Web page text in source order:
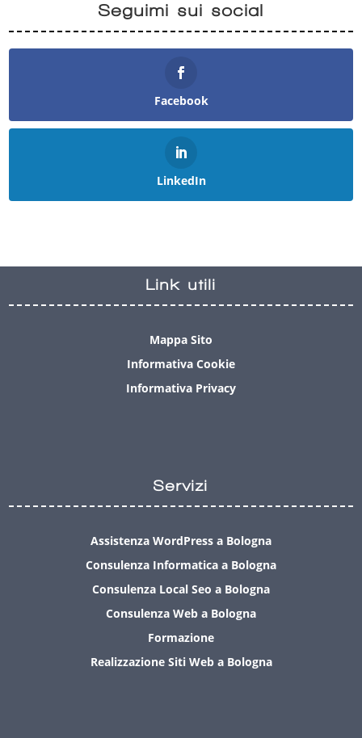
Seguimi sui social
Facebook
LinkedIn
Link utili
Mappa Sito
Informativa Cookie
Informativa Privacy
Servizi
Assistenza WordPress a Bologna
Consulenza Informatica a Bologna
Consulenza Local Seo a Bologna
Consulenza Web a Bologna
Formazione
Realizzazione Siti Web a Bologna